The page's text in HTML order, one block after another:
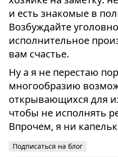
и есть знакомые в
Возбуждайте
исполнительное
вам счастье.
Ну а я не перестаю
многообразию
открывающихся для
чтобы не исполнять
Впрочем, я ни
Подписаться на блог